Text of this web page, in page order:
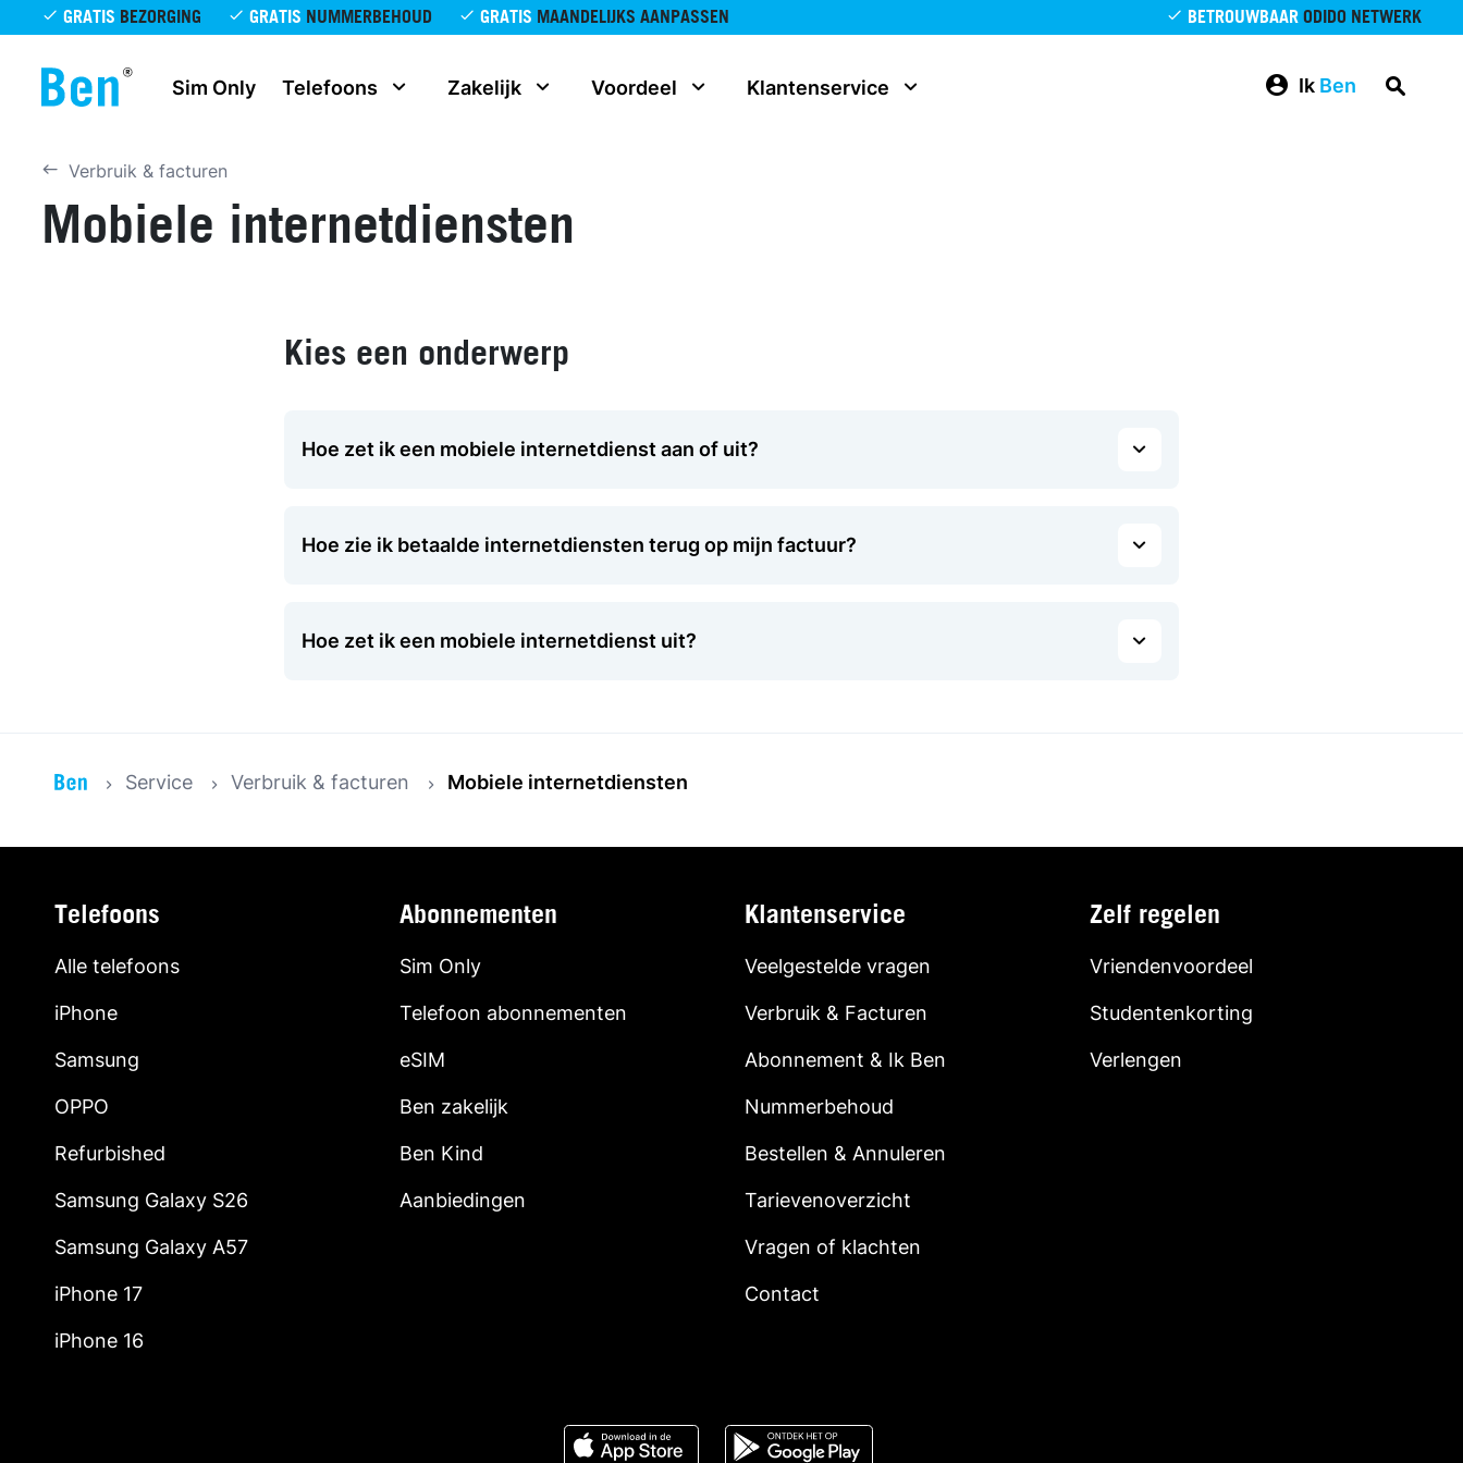
Overslaan en naar de inhoud gaan
GRATIS BEZORGING GRATIS NUMMERBEHOUD GRATIS MAANDELIJKS AANPASSEN BETROUWBAAR ODIDO NETWERK
Sim Only Telefoons Zakelijk Voordeel Klantenservice Ik Ben
Verbruik & facturen
Mobiele internetdiensten
Kies een onderwerp
Hoe zet ik een mobiele internetdienst aan of uit?
Hoe zie ik betaalde internetdiensten terug op mijn factuur?
Hoe zet ik een mobiele internetdienst uit?
Service Verbruik & facturen Mobiele internetdiensten
Telefoons
Alle telefoons
iPhone
Samsung
OPPO
Refurbished
Samsung Galaxy S26
Samsung Galaxy A57
iPhone 17
iPhone 16
Abonnementen
Sim Only
Telefoon abonnementen
eSIM
Ben zakelijk
Ben Kind
Aanbiedingen
Klantenservice
Veelgestelde vragen
Verbruik & Facturen
Abonnement & Ik Ben
Nummerbehoud
Bestellen & Annuleren
Tarievenoverzicht
Vragen of klachten
Contact
Zelf regelen
Vriendenvoordeel
Studentenkorting
Verlengen